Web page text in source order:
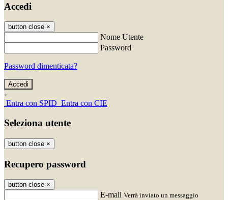
Accedi
button close ×
Nome Utente
Password
Password dimenticata?
-
Entra con SPID Entra con CIE
Seleziona utente
button close ×
Recupero password
button close ×
E-mail Verrà inviato un messaggio